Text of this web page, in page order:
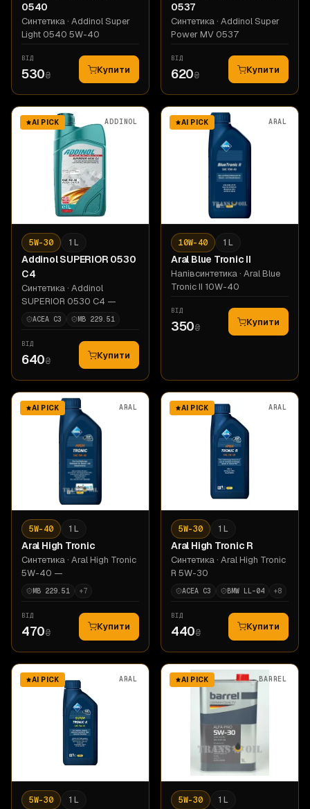
0540
Синтетика · Addinol Super
Light 0540 5W-40
ВІД
530₴ Купити
0537
Синтетика · Addinol Super
Power MV 0537
ВІД
620₴ Купити
AI PICK ADDINOL
5W-30 1 L
AddinolSUPERIOR 0530
C4
Синтетика · Addinol
SUPERIOR 0530 C4 —
ACEA C3 MB 229.51
ВІД
640₴ Купити
AI PICK ARAL
10W-40 1 L
Aral Blue Tronic II
Напівсинтетика · Aral Blue
Tronic II 10W-40
ВІД
350₴ Купити
AI PICK ARAL
5W-40 1 L
Aral High Tronic
Синтетика · Aral High Tronic
5W-40 —
MB 229.51 +7
ВІД
470₴ Купити
AI PICK ARAL
5W-30 1 L
Aral High Tronic R
Синтетика · Aral High Tronic
R 5W-30
ACEA C3 BMW LL-04 +8
ВІД
440₴ Купити
AI PICK ARAL
5W-30 1 L
AI PICK BARREL
5W-30 1 L